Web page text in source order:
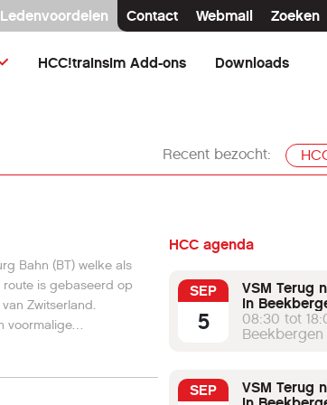
Contact Webmail Zoeken
HCC!trainsim Add-ons Downloads
Recent bezocht:
Bahn (BT) welke als
route is gebaseerd op
Zwitserland.
voormalige
vanaf 1910 tot aan
HCC agenda
SEP
5
VSM Terug
in
08:30 tot
Beekbergen
SEP
VSM Terug